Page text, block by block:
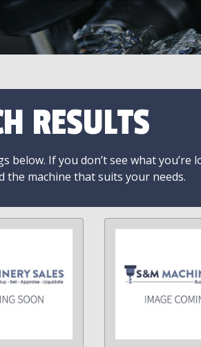
RESULTS
below. If you don’t see what
the machine that suits your needs.